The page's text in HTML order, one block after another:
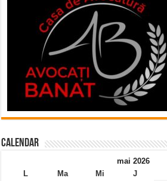
Calendar
mai 2026
L
Ma Mi J